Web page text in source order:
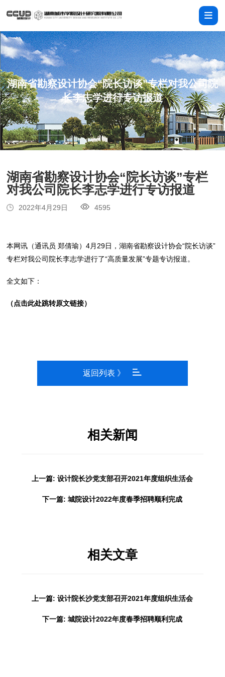
湖南省勘察设计协会“院长访谈”专栏对我公司院
长李志学进行专访报道
湖南省勘察设计协会“院长访谈”专栏
对我公司院长李志学进行专访报道
2022年4月29日 4595
本网讯（通讯员 郑倩瑜）4月29日，湖南省勘察设计协会“院长访谈”
专栏对我公司院长李志学进行了“高质量发展”专题专访报道。
全文如下：
（点击此处跳转原文链接）
返回列表 》
相关新闻
上一篇: 设计院长沙党支部召开2021年度组织生活会
下一篇: 城院设计2022年度春季招聘顺利完成
相关文章
上一篇: 设计院长沙党支部召开2021年度组织生活会
下一篇: 城院设计2022年度春季招聘顺利完成